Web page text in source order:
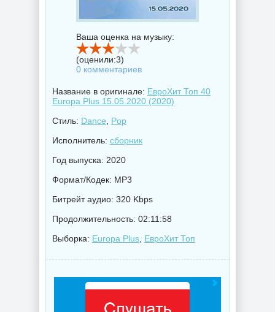
Ваша оценка на музыку:
(оценили:3)
0 комментариев
Название в оригинале: ЕвроХит Топ 40
Europa Plus 15.05.2020 (2020)
Стиль: Dance
Pop
Исполнитель: сборник
Год выпуска: 2020
Формат/Кодек: MP3
Битрейт аудио: 320 Kbps
Продолжительность: 02:11:58
Выборка: Europa Plus ЕвроХит Топ